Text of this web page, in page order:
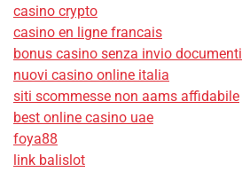
casino crypto
casino en ligne francais
bonus casino senza invio documenti
nuovi casino online italia
siti scommesse non aams affidabile
best online casino uae
foya88
link balislot